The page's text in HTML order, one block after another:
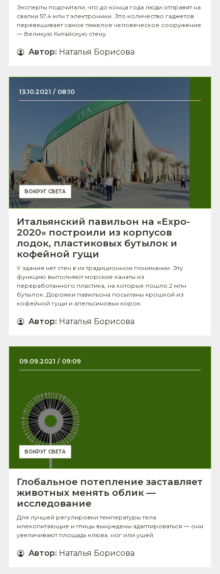
Эксперты подсчитали, что до конца года люди отправят на
свалки 57,4 млн т электроники. Это количество гаджетов
перевешивает самое тяжелое человеческое сооружение
— Великую Китайскую стену.
Автор: Наталья Борисова
13.10.2021 / 08:10
ВОКРУГ СВЕТА
Итальянский павильон на «Expo-
2020» построили из корпусов
лодок, пластиковых бутылок и
кофейной гущи
У здания нет стен в их традиционном понимании. Эту
функцию выполняют морские канаты из
переработанного пластика, на которые пошло 2 млн
бутылок. Дорожки павильона посыпаны крошкой из
кофейной гущи и апельсиновых корок.
Автор: Наталья Борисова
09.09.2021 / 09:09
ВОКРУГ СВЕТА
Глобальное потепление заставляет
животных менять облик —
исследование
Для лучшей регулировки температуры тела
млекопитающие и птицы вынуждены адаптироваться — они
увеличивают площадь клюва, ног или ушей.
Автор: Наталья Борисова